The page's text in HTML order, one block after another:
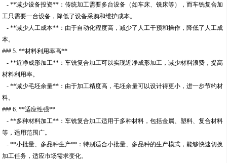
- **减少设备投资**：传统加工需要多台设备（如车床、铣床等），而车铣复合加
工只需要一台设备，降低了设备采购和维护成本。
- **减少人工成本**：由于自动化程度高，减少了人工干预和操作，降低了人工成
本。
### 5. **材料利用率高**
- **近净成形加工**：车铣复合加工可以实现近净成形加工，减少材料浪费，提高
材料利用率。
- **减少毛坯余量**：由于加工精度高，毛坯余量可以设计得更小，进一步节约材
料。
### 6. **适应性强**
- **多种材料加工**：车铣复合加工适用于多种材料，包括金属、塑料、复合材料
等，适用范围广。
- **小批量、多品种生产**：特别适合小批量、多品种的生产模式，能够快速切换
加工任务，适应市场需求变化。